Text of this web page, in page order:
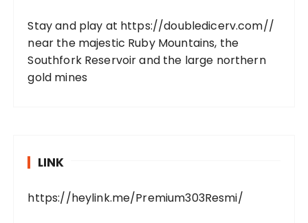
Stay and play at https://doubledicerv.com//
near the majestic Ruby Mountains, the
Southfork Reservoir and the large northern
gold mines
LINK
https://heylink.me/Premium303Resmi/